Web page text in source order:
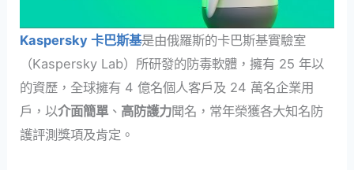
Kaspersky 卡巴斯基是由俄羅斯的卡巴斯基實驗室
（Kaspersky Lab）所研發的防毒軟體，擁有 25 年以
的資歷，全球擁有 4 億名個人客戶及 24 萬名企業用
戶，以介面簡單 、 高防護力聞名，常年榮獲各大知名防
護評測獎項及肯定。